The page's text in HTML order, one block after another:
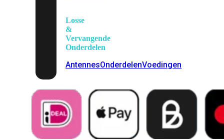
Losse
&
Vervangende
Onderdelen
AntennesOnderdelenVoedingen